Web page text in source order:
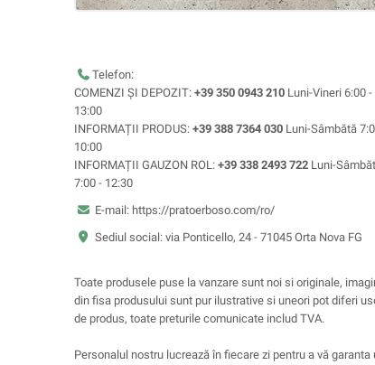
Telefon:
COMENZI ȘI DEPOZIT: +39 350 0943 210 Luni-Vineri 6:00 -
13:00
INFORMAȚII PRODUS: +39 388 7364 030 Luni-Sâmbătă
10:00
INFORMAȚII GAUZON ROL: +39 338 2493 722 Luni-
7:00 - 12:30
E-mail: https://pratoerboso.com/ro/
Sediul social: via Ponticello, 24 - 71045 Orta Nova FG
Toate produsele puse la vanzare sunt noi si originale,
din fisa produsului sunt pur ilustrative si uneori pot diferi
de produs, toate preturile comunicate includ TVA.
Personalul nostru lucrează în fiecare zi pentru a vă garanta